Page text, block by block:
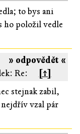
to bys ani
ho položil vedle
» odpovědět «
Re:
[↑]
stejnak zabil,
vzal pár